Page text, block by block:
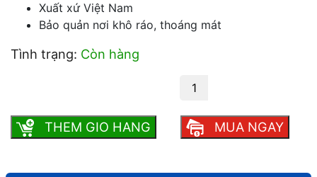
Xuất xứ Việt Nam
Bảo quản nơi khô ráo, thoáng mát
Tình trạng: Còn hàng
THEM GIO HANG MUA NGAY